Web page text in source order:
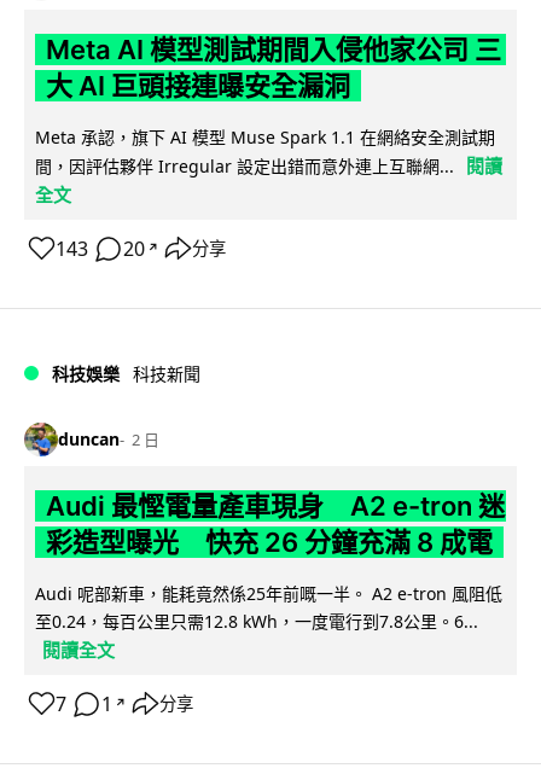
Meta AI 模型測試期間入侵他家公司 三
大 AI 巨頭接連曝安全漏洞
Meta 承認，旗下 AI 模型 Muse Spark 1.1 在網絡安全測試期
間，因評估夥伴 Irregular 設定出錯而意外連上互聯網...
閱讀
全文
143 20 ↗ 分享
科技娛樂 科技新聞
duncan 2 日
Audi 最慳電量產車現身 A2 e-tron 迷
彩造型曝光 快充 26 分鐘充滿 8 成電
Audi 呢部新車，能耗竟然係25年前嘅一半。 A2 e-tron 風阻低
至0.24，每百公里只需12.8 kWh，一度電行到7.8公里。6...
閱讀全文
7 1 ↗ 分享